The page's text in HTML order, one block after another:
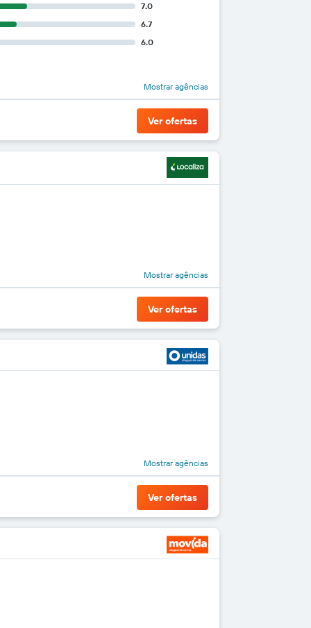
7.0
6.7
6.0
Mostrar agências
Ver ofertas
Mostrar agências
Ver ofertas
Mostrar agências
Ver ofertas